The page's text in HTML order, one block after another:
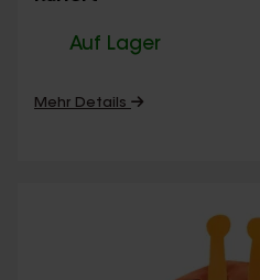
Auf Lager
Mehr Details